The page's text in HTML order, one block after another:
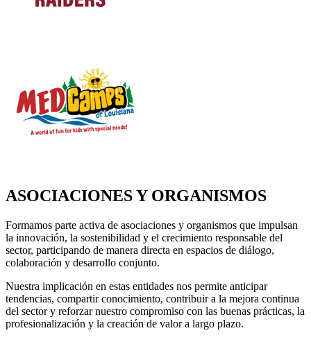
ASOCIACIONES Y ORGANISMOS
Formamos parte activa de asociaciones y organismos que impulsan
la innovación, la sostenibilidad y el crecimiento responsable del
sector, participando de manera directa en espacios de diálogo,
colaboración y desarrollo conjunto.
Nuestra implicación en estas entidades nos permite anticipar
tendencias, compartir conocimiento, contribuir a la mejora continua
del sector y reforzar nuestro compromiso con las buenas prácticas, la
profesionalización y la creación de valor a largo plazo.